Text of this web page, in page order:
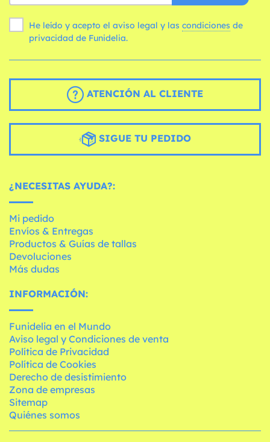
He leído y acepto el aviso legal y las condiciones
privacidad de Funidelia.
ATENCIÓN AL CLIENTE
SIGUE TU PEDIDO
¿NECESITAS AYUDA?:
Mi pedido
Envíos & Entregas
Productos & Guías de tallas
Devoluciones
Más dudas
INFORMACIÓN:
Funidelia en el Mundo
Aviso legal y Condiciones de venta
Política de Privacidad
Política de Cookies
Derecho de desistimiento
Zona de empresas
Sitemap
Quiénes somos